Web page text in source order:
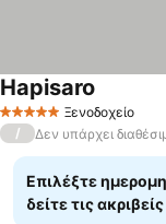
5 Αστέρια Ξενοδοχείο
Hapisaro
/ Δεν υπάρχει
Επιλέξτε
δείτε τις